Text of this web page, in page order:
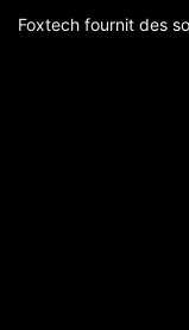
Foxtech fournit des